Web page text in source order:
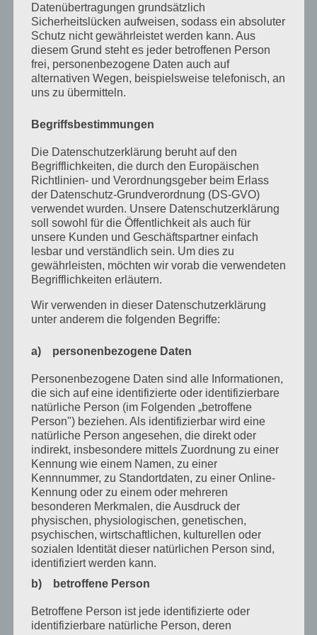
Dezember 2022
November 2022
Oktober 2022
September 2022
August 2022
April 2022
Februar 2022
Januar 2022
Dezember 2021
Oktober 2021
Mai 2021
März 2021
Januar 2021
Dezember 2020
Oktober 2020
August 2020
Juli 2020
Juni 2020
Mai 2020
April 2020
März 2020
Januar 2020
Datenübertragungen grundsätzlich
Sicherheitslücken aufweisen, sodass ein absoluter
Schutz nicht gewährleistet werden kann. Aus
diesem Grund steht es jeder betroffenen Person
frei, personenbezogene Daten auch auf
alternativen Wegen, beispielsweise telefonisch, an
uns zu übermitteln.
Begriffsbestimmungen
Die Datenschutzerklärung beruht auf den
Begrifflichkeiten, die durch den Europäischen
Richtlinien- und Verordnungsgeber beim Erlass
der Datenschutz-Grundverordnung (DS-GVO)
verwendet wurden. Unsere Datenschutzerklärung
soll sowohl für die Öffentlichkeit als auch für
unsere Kunden und Geschäftspartner einfach
lesbar und verständlich sein. Um dies zu
gewährleisten, möchten wir vorab die verwendeten
Begrifflichkeiten erläutern.
Wir verwenden in dieser Datenschutzerklärung
unter anderem die folgenden Begriffe:
a) personenbezogene Daten
Personenbezogene Daten sind alle Informationen,
die sich auf eine identifizierte oder identifizierbare
natürliche Person (im Folgenden „betroffene
Person") beziehen. Als identifizierbar wird eine
natürliche Person angesehen, die direkt oder
indirekt, insbesondere mittels Zuordnung zu einer
Kennung wie einem Namen, zu einer
Kennnummer, zu Standortdaten, zu einer Online-
Kennung oder zu einem oder mehreren
besonderen Merkmalen, die Ausdruck der
physischen, physiologischen, genetischen,
psychischen, wirtschaftlichen, kulturellen oder
sozialen Identität dieser natürlichen Person sind,
identifiziert werden kann.
b) betroffene Person
Betroffene Person ist jede identifizierte oder
identifizierbare natürliche Person, deren